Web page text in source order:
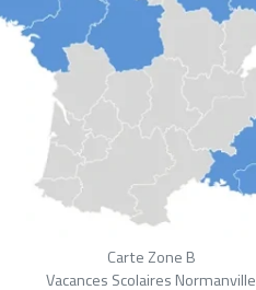
Carte Zone B
Vacances Scolaires Normanville